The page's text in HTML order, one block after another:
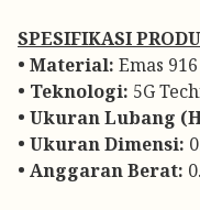
SPESIFIKASI
• Material: Emas
• Teknologi: 5G
• Ukuran Lubang
• Ukuran Dimensi:
• Anggaran Berat: